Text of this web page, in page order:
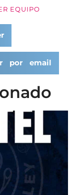
EQUIPO
por email